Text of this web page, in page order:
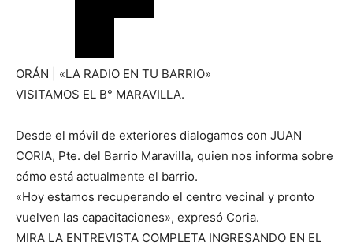
ORÁN | «LA RADIO EN TU BARRIO»
VISITAMOS EL B° MARAVILLA.
Desde el móvil de exteriores dialogamos con JUAN
CORIA, Pte. del Barrio Maravilla, quien nos informa sobre
cómo está actualmente el barrio.
«Hoy estamos recuperando el centro vecinal y pronto
vuelven las capacitaciones», expresó Coria.
MIRA LA ENTREVISTA COMPLETA INGRESANDO EN EL